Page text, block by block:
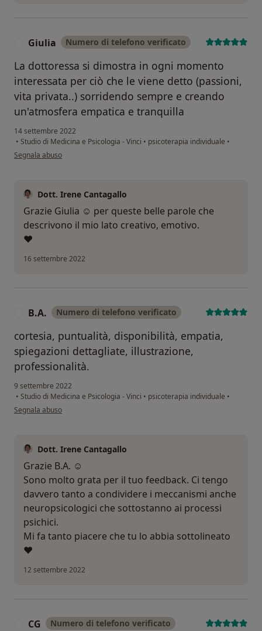
Giulia Numero di telefono verificato
La dottoressa si dimostra in ogni momento
interessata per ciò che le viene detto (passioni,
vita privata..) sorridendo sempre e creando
un'atmosfera empatica e tranquilla
14 settembre 2022
• Studio di Medicina e Psicologia - Vinci • psicoterapia individuale •
secondo l'opinione dell'utente Giulia
Segnala abuso
Dott. Irene Cantagallo
Grazie Giulia ☺️ per queste belle parole che
descrivono il mio lato creativo, emotivo.
❤️
16 settembre 2022
B.A. Numero di telefono verificato
cortesia, puntualità, disponibilità, empatia,
spiegazioni dettagliate, illustrazione,
professionalità.
9 settembre 2022
• Studio di Medicina e Psicologia - Vinci • psicoterapia individuale •
secondo l'opinione dell'utente B.A.
Segnala abuso
Dott. Irene Cantagallo
Grazie B.A. ☺️
Sono molto grata per il tuo feedback. Ci tengo
davvero tanto a condividere i meccanismi anche
neuropsicologici che sottostanno ai processi
psichici.
Mi fa tanto piacere che tu lo abbia sottolineato
❤️
12 settembre 2022
CG Numero di telefono verificato